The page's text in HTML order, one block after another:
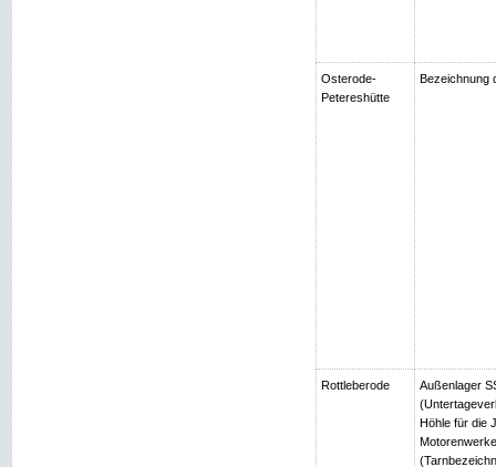
Osterode-
Petereshütte
Bezeichnung
Rottleberode
Außenlager
Höhle für die